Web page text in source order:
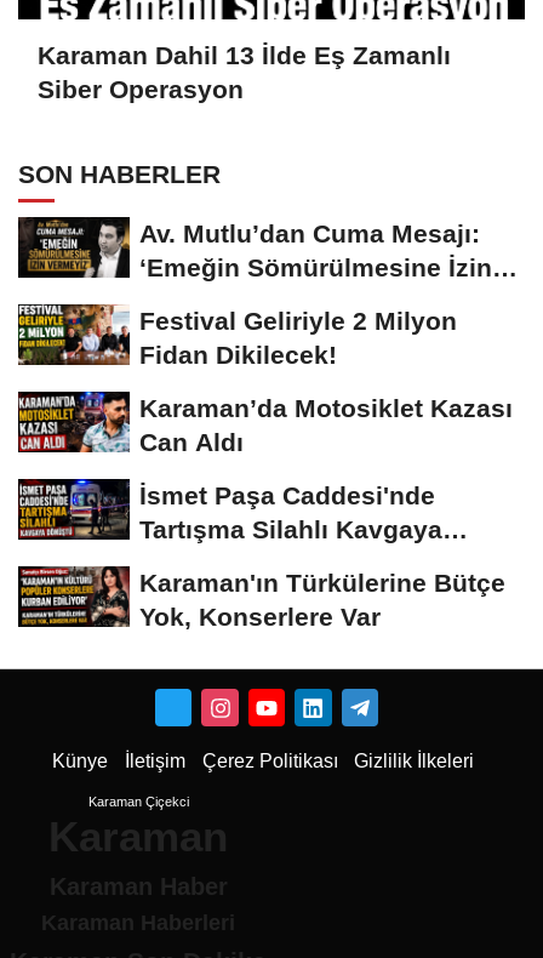
Karaman Dahil 13 İlde Eş Zamanlı
Siber Operasyon
SON HABERLER
Av. Mutlu’dan Cuma Mesajı:
‘Emeğin Sömürülmesine İzin
Festival Geliriyle 2 Milyon
Fidan Dikilecek!
Karaman’da Motosiklet Kazası
Can Aldı
İsmet Paşa Caddesi'nde
Tartışma Silahlı Kavgaya
Karaman'ın Türkülerine Bütçe
Yok, Konserlere Var
Künye İletişim Çerez Politikası Gizlilik İlkeleri
Karaman Çiçekci
Karaman
Karaman Haber
Karaman Haberleri